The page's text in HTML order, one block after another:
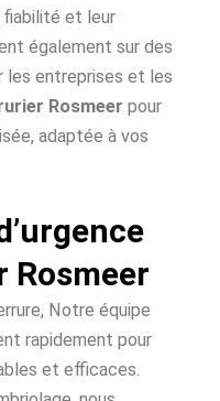
fiabilité et leur
également sur des
les entreprises et les
Rosmeer pour
adaptée à vos
Rosmeer
Notre équipe
rapidement pour
et efficaces.